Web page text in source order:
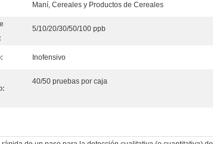
Maní, Cereales y Productos de Cereales
5/10/20/30/50/100 ppb
Inofensivo
40/50 pruebas por caja